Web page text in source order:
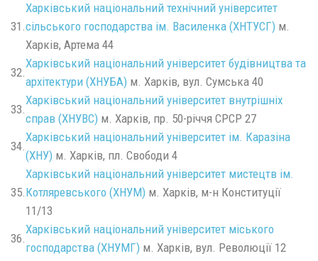
31.
Харківський національний технічний університет
сільського господарства ім. Василенка (ХНТУСГ) м.
Харків, Артема 44
32.
Харківський національний університет будівництва та
архітектури (ХНУБА) м. Харків, вул. Сумська 40
33.
Харківський національний університет внутрішніх
справ (ХНУВС) м. Харків, пр. 50-річчя СРСР 27
34.
Харківський національний університет ім. Каразіна
(ХНУ) м. Харків, пл. Свободи 4
35.
Харківський національний університет мистецтв ім.
Котляревського (ХНУМ) м. Харків, м-н Конституції
11/13
36.
Харківський національний університет міського
господарства (ХНУМГ) м. Харків, вул. Революції 12